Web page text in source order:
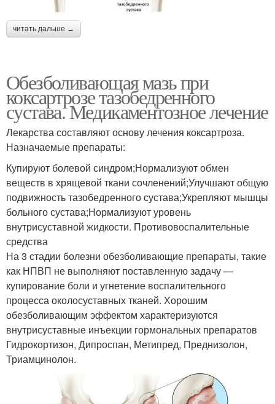
читать дальше →
Обезболивающая мазь при
коксартрозе тазобедренного
сустава. Медикаментозное лечение
Лекарства составляют основу лечения коксартроза.
Назначаемые препараты:
Купируют болевой синдром;Нормализуют обмен
веществ в хрящевой ткани сочленений;Улучшают общую
подвижность тазобедренного сустава;Укрепляют мышцы
больного сустава;Нормализуют уровень
внутрисуставной жидкости. Противовоспалительные
средства
На 3 стадии болезни обезболивающие препараты, такие
как НПВП не выполняют поставленную задачу —
купирование боли и угнетение воспалительного
процесса околосуставных тканей. Хорошим
обезболивающим эффектом характеризуются
внутрисуставные инъекции гормональных препаратов
Гидрокортизон, Дипроспан, Метипред, Преднизолон,
Триамцинолон.